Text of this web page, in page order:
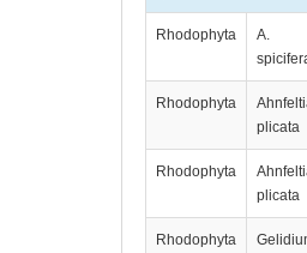
Rhodophyta
A.
Rhodophyta
plicata
Rhodophyta
plicata
Rhodophyta